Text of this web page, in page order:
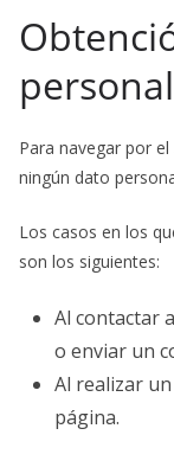
Para navegar por
ningún dato
Los casos en los
son los siguientes:
Al contactar
o enviar un
Al realizar
página.